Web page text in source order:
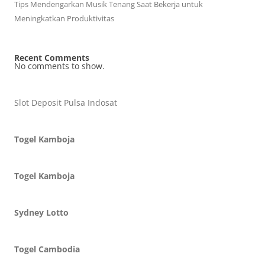
Tips Mendengarkan Musik Tenang Saat Bekerja untuk
Meningkatkan Produktivitas
Recent Comments
No comments to show.
Slot Deposit Pulsa Indosat
Togel Kamboja
Togel Kamboja
Sydney Lotto
Togel Cambodia